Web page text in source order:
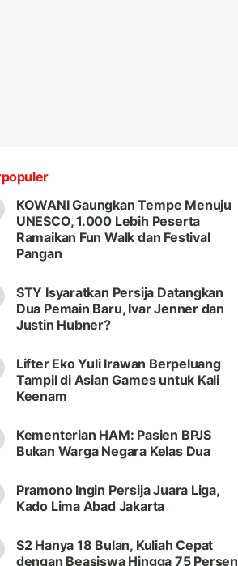
KOWANI Gaungkan Tempe Menuju
UNESCO, 1.000 Lebih Peserta
Ramaikan Fun Walk dan Festival
Pangan
STY Isyaratkan Persija Datangkan
Dua Pemain Baru, Ivar Jenner dan
Justin Hubner?
Lifter Eko Yuli Irawan Berpeluang
Tampil di Asian Games untuk Kali
Keenam
Kementerian HAM: Pasien BPJS
Bukan Warga Negara Kelas Dua
Pramono Ingin Persija Juara Liga,
Kado Lima Abad Jakarta
S2 Hanya 18 Bulan, Kuliah Cepat
dengan Beasiswa Hingga 75 Persen